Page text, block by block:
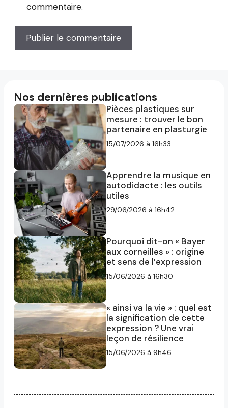
commentaire.
Nos dernières publications
Pièces plastiques sur
mesure : trouver le bon
partenaire en plasturgie
15/07/2026 à 16h33
Apprendre la musique en
autodidacte : les outils
utiles
29/06/2026 à 16h42
Pourquoi dit-on « Bayer
aux corneilles » : origine
et sens de l’expression
15/06/2026 à 16h30
« ainsi va la vie » : quel est
la signification de cette
expression ? Une vrai
leçon de résilience
15/06/2026 à 9h46